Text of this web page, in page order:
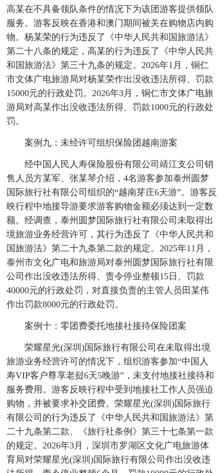
高某在不具备领队条件的情况下为该团游客提供领队
服务。游客反映在香港和澳门期间被关在购物店内购
物。杨某荣的行为违反了《中华人民共和国旅游法》
第二十八条的规定，高某的行为违反了《中华人民共
和国旅游法》第三十九条的规定。2026年1月，铜仁
市文体广电旅游局对杨某荣作出没收违法所得、罚款
15000元的行政处罚。2026年3月，铜仁市文体广电旅
游局对高某作出没收违法所得、罚款1000元的行政处
罚。
案例九：未经许可组织保险团越南游案
经中国人民人寿保险股份有限公司靖江支公司销
售人员方某军、张某琴介绍，4名游客参加泰州圆梦
国际旅行社有限公司组织的“越南芽庄6天游”。游客反
映行程中地接导游要求游客购物金额必须达到一定数
额。经调查，泰州圆梦国际旅行社有限公司未取得出
境旅游业务经营许可，其行为违反了《中华人民共和
国旅游法》第二十九条第二款的规定。2025年11月，
泰州市文化广电和旅游局对泰州圆梦国际旅行社有限
公司作出没收违法所得、责令停业整顿15日、罚款
40000元的行政处罚，对直接负责的主管人员田某伟
作出罚款8000元的行政处罚。
案例十：零团费委托地接社接待保险团案
荣耀星光(深圳)国际旅行有限公司在未取得出境
旅游业务经营许可的情况下，组织游客参加“中国人
寿VIP客户尊享老挝6天5晚游”，未支付地接社接待和
服务费用。游客反映行程中受到地接社工作人员强迫
购物，并被要求补交团费。荣耀星光(深圳)国际旅行
有限公司的行为违反了《中华人民共和国旅游法》第
二十九条第二款、《旅行社条例》第三十七条第一款
的规定。2026年3月，深圳市罗湖区文化广电旅游体
育局对荣耀星光(深圳)国际旅行有限公司作出没收违